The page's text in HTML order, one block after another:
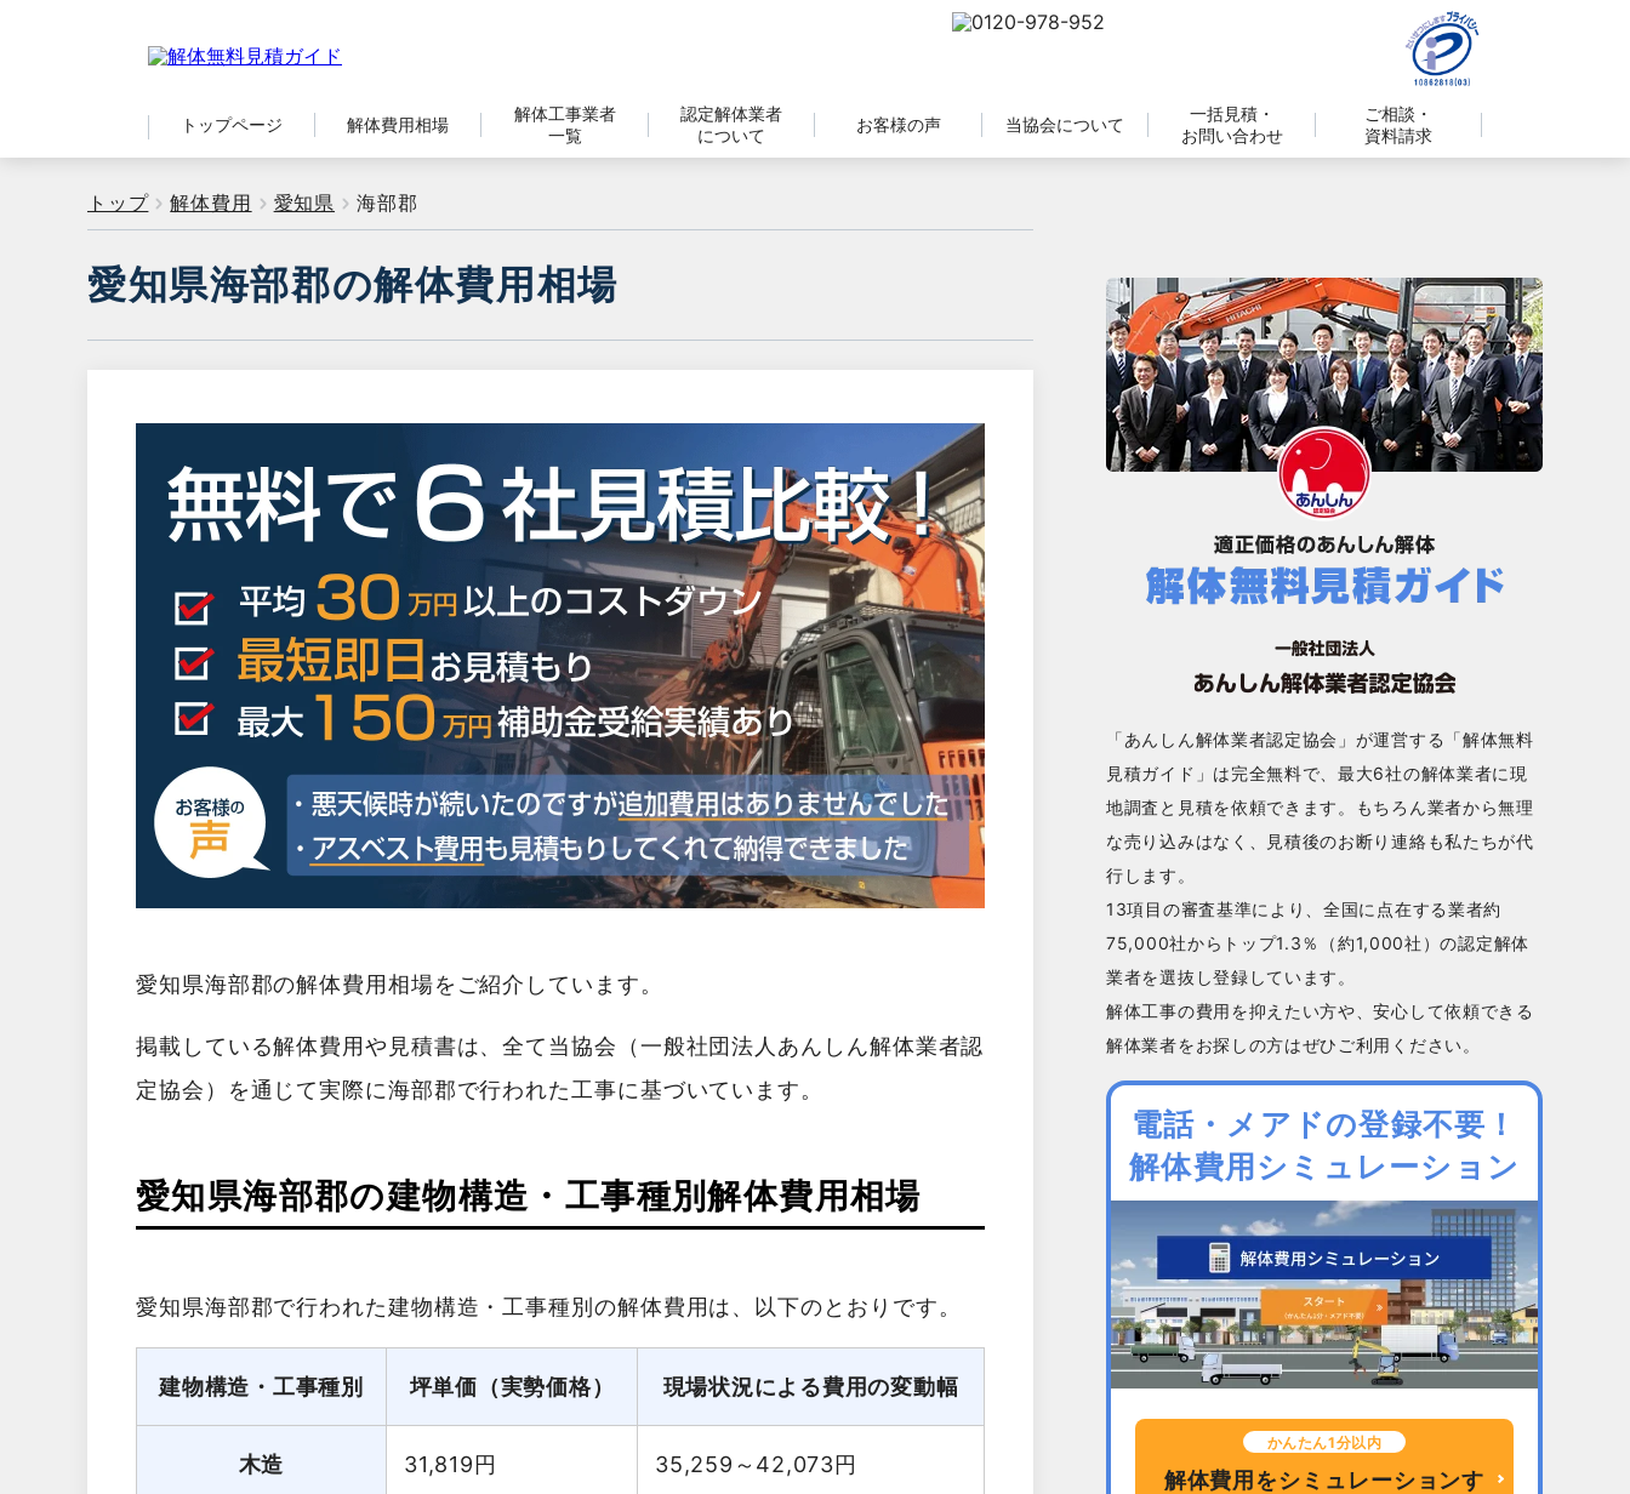
トップページ 解体費用相場
解体工事業者
一覧
認定解体業者
について
お客様の声 当協会について
一括見積・
お問い合わせ
ご相談・
資料請求
トップ 解体費用 愛知県 海部郡
愛知県海部郡の解体費用相場
愛知県海部郡の解体費用相場をご紹介しています。
掲載している解体費用や見積書は、全て当協会（一般社団法人あんしん解体業者認
定協会）を通じて実際に海部郡で行われた工事に基づいています。
愛知県海部郡の建物構造・工事種別解体費用相場
愛知県海部郡で行われた建物構造・工事種別の解体費用は、以下のとおりです。
建物構造・工事種別 坪単価（実勢価格） 現場状況による費用の変動幅
木造 31,819円 35,259～42,073円
「あんしん解体業者認定協会」が運営する「解体無料
見積ガイド」は完全無料で、最大6社の解体業者に現
地調査と見積を依頼できます。もちろん業者から無理
な売り込みはなく、見積後のお断り連絡も私たちが代
行します。
13項目の審査基準により、全国に点在する業者約
75,000社からトップ1.3％（約1,000社）の認定解体
業者を選抜し登録しています。
解体工事の費用を抑えたい方や、安心して依頼できる
解体業者をお探しの方はぜひご利用ください。
電話・メアドの登録不要！
解体費用シミュレーション
かんたん1分以内
解体費用をシミュレーションす